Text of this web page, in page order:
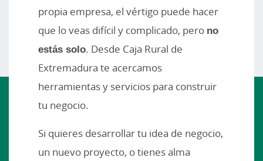
propia empresa, el vértigo puede hacer
que lo veas difícil y complicado, pero no
estás solo. Desde Caja Rural de
Extremadura te acercamos
herramientas y servicios para construir
tu negocio.
Si quieres desarrollar tu idea de negocio,
un nuevo proyecto, o tienes alma